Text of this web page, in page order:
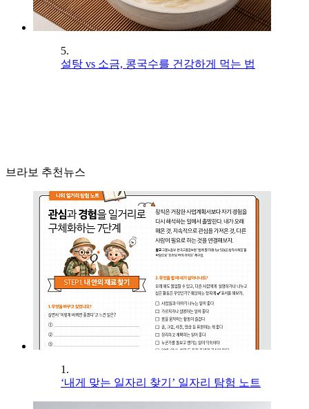
5.
설탕 vs 소금, 콩국수를 건강하게 먹는 법
브라보 추천뉴스
1.
‘내게 맞는 일자리 찾기’ 일자리 탐험 노트